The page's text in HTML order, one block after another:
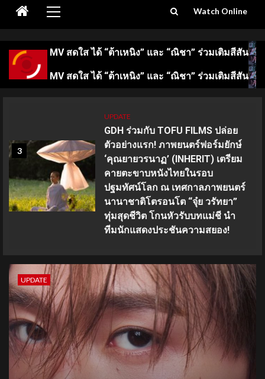
Menu
Watch Online
าเหนิง” และ “ณิชา” ร่วมเติมสีสัน เปิดจักรวาลเล็บเจล
าเหนิง” และ “ณิชา” ร่วมเติมสีสัน เปิดจักรวาลเล็บเจล
3
UPDATE
GDH ร่วมกับ TOFU FILMS ปล่อย
ตัวอย่างแรก! ภาพยนตร์ฟอร์มยักษ์
‘คุณยายวรนาฏ’ (INHERIT) เตรียม
คายตะขาบหนังไทยในรอบ
ปฐมทัศน์โลก ณ เทศกาลภาพยนตร์
นานาชาติโตรอนโต “จุ๋ย วรัทยา”
ทุ่มสุดชีวิต โกนหัวรับบทแม่ชี นำ
ทีมนักแสดงประชันความสยอง!
UPDATE